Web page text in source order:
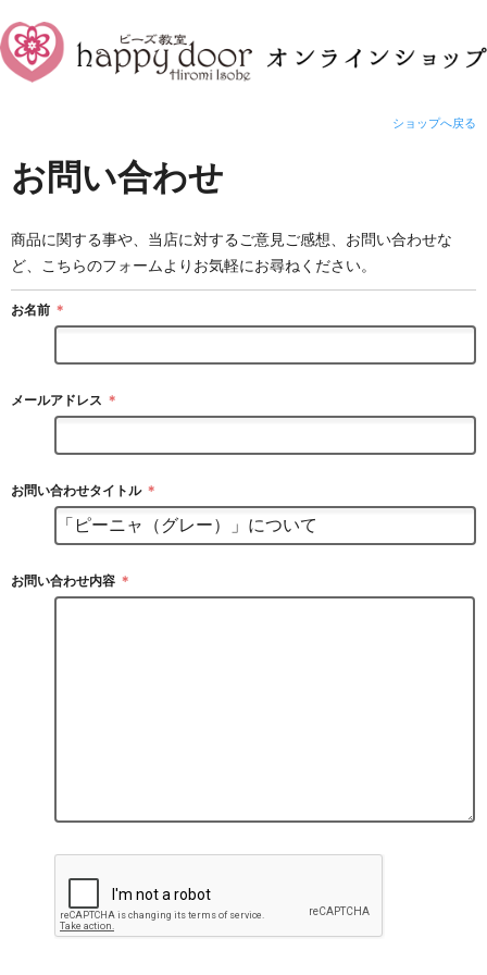
ショップへ戻る
お問い合わせ
商品に関する事や、当店に対するご意見ご感想、お問い合わせな
ど、こちらのフォームよりお気軽にお尋ねください。
お名前 ＊
メールアドレス ＊
お問い合わせタイトル ＊
お問い合わせ内容 ＊